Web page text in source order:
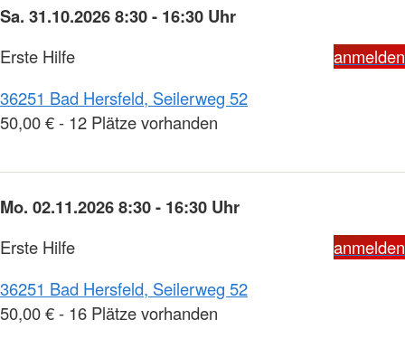
Sa. 31.10.2026 8:30 - 16:30 Uhr
Erste Hilfe
anmelden
36251 Bad Hersfeld, Seilerweg 52
50,00 € - 12 Plätze vorhanden
Mo. 02.11.2026 8:30 - 16:30 Uhr
Erste Hilfe
anmelden
36251 Bad Hersfeld, Seilerweg 52
50,00 € - 16 Plätze vorhanden